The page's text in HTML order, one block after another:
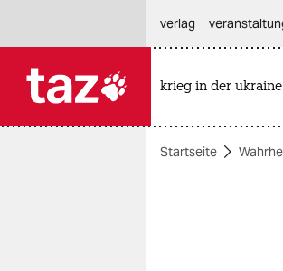
themen
verlag
krieg in der ukraine
Startseite